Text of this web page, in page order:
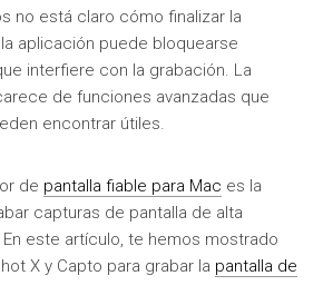
no está claro cómo finalizar la
aplicación puede bloquearse
interfiere con la grabación. La
de funciones avanzadas que
encontrar útiles.
de pantalla fiable para Mac es la
capturas de pantalla de alta
este artículo, te hemos mostrado
X y Capto para grabar la pantalla de